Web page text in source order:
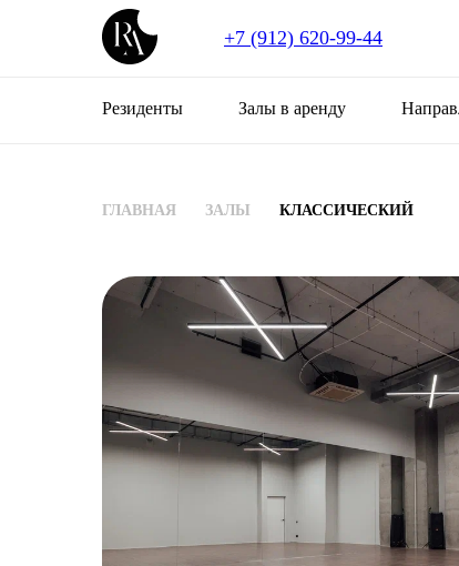
+7 (912) 620-99-44
Резиденты Залы в аренду
ГЛАВНАЯ ЗАЛЫ КЛАССИЧЕСКИЙ